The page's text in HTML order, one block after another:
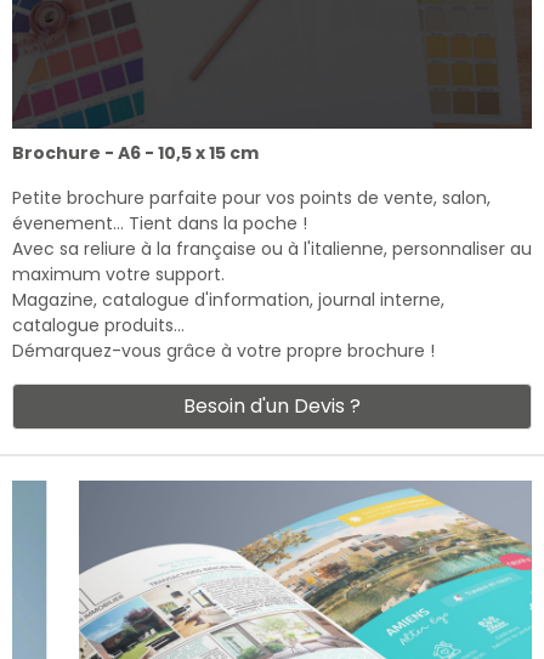
Brochure - A6 - 10,5 x 15 cm
Petite brochure parfaite pour vos points de vente, salon,
évenement… Tient dans la poche !
Avec sa reliure à la française ou à l'italienne, personnaliser au
maximum votre support.
Magazine, catalogue d'information, journal interne,
catalogue produits…
Démarquez-vous grâce à votre propre brochure !
Besoin d'un Devis ?